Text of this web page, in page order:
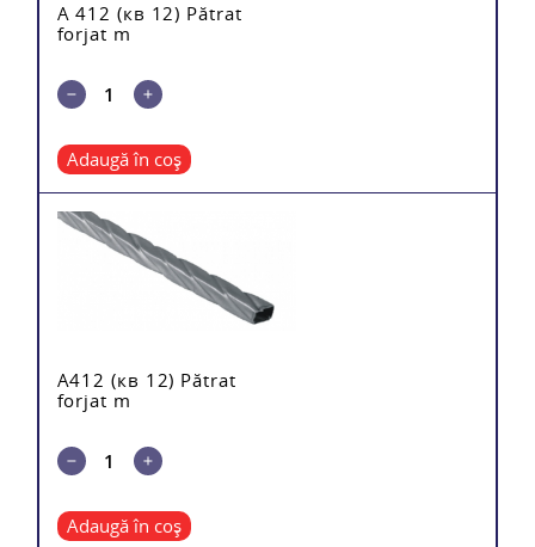
A 412 (кв 12) Pătrat
forjat m
Adaugă în coș
A412 (кв 12) Pătrat
forjat m
Adaugă în coș